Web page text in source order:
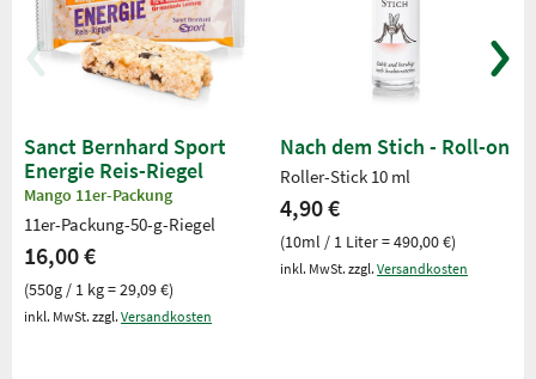
Sanct Bernhard Sport
Energie Reis-Riegel
Mango 11er-Packung
11er-Packung-50-g-Riegel
16,00 €
(550g / 1 kg = 29,09 €)
inkl. MwSt. zzgl. Versandkosten
Nach dem Stich - Roll-on
Roller-Stick 10 ml
4,90 €
(10ml / 1 Liter = 490,00 €)
inkl. MwSt. zzgl. Versandkosten